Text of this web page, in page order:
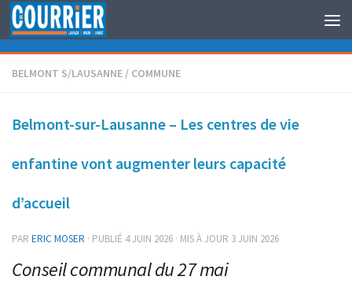
Au dessous du contenu
BELMONT S/LAUSANNE / COMMUNE
Belmont-sur-Lausanne – Les centres de vie
enfantine vont augmenter leurs capacité
d’accueil
PAR ERIC MOSER · PUBLIÉ 4 JUIN 2026 · MIS À JOUR 3 JUIN 2026
Conseil communal du 27 mai